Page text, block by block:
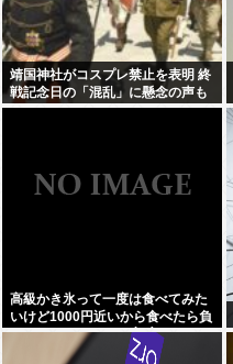
靖国神社がコスプレ禁止を表明 終
戦記念日の「混乱」に懸念の声も
高級かき氷って一度は食べてみた
いけど1000円近いから食べたら負
けな気がするよな(ヽ´ん`)